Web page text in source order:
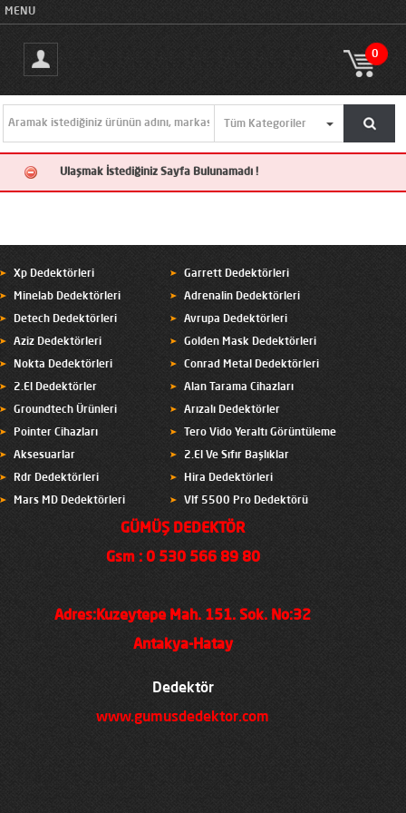
MENU
0
Ulaşmak İstediğiniz Sayfa Bulunamadı !
Xp Dedektörleri Garrett Dedektörleri
Minelab Dedektörleri Adrenalin Dedektörleri
Detech Dedektörleri Avrupa Dedektörleri
Aziz Dedektörleri Golden Mask Dedektörleri
Nokta Dedektörleri Conrad Metal Dedektörleri
2.El Dedektörler Alan Tarama Cihazları
Groundtech Ürünleri Arızalı Dedektörler
Pointer Cihazları Tero Vido Yeraltı Görüntüleme
Aksesuarlar 2.El Ve Sıfır Başlıklar
Rdr Dedektörleri Hira Dedektörleri
Mars MD Dedektörleri Vlf 5500 Pro Dedektörü
GÜMÜŞ DEDEKTÖR
Gsm : 0 530 566 89 80
Adres:Kuzeytepe Mah. 151. Sok. No:32
Antakya-Hatay
Dedektör
www.gumusdedektor.com